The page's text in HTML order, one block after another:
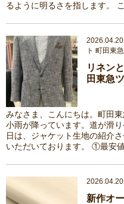
るように明るさを指します。 こ
ト 町田東
リネン
田東急
みなさま、こんにちは。町田
小雨が降っています。道が滑
日は、ジャケット生地の紹介
いただいております。 ①最安値
新作オ